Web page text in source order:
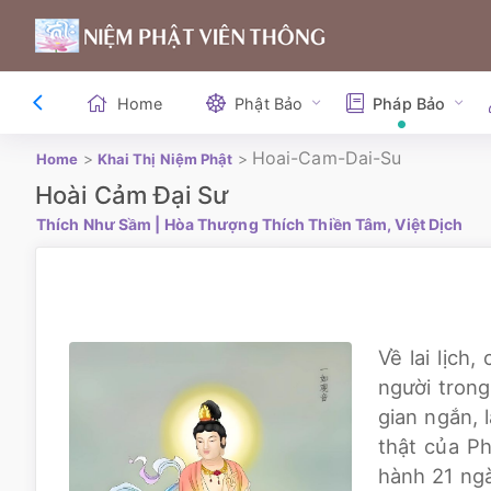
Home Phật Bảo Pháp Bảo
Home > Khai Thị Niệm Phật > Hoai-Cam-Dai-Su
Hoài Cảm Đại Sư
Thích Như Sầm | Hòa Thượng Thích Thiền Tâm, Việt Dịch
Về lai lịch,
người
gian ngắn,
thật của
hành 21